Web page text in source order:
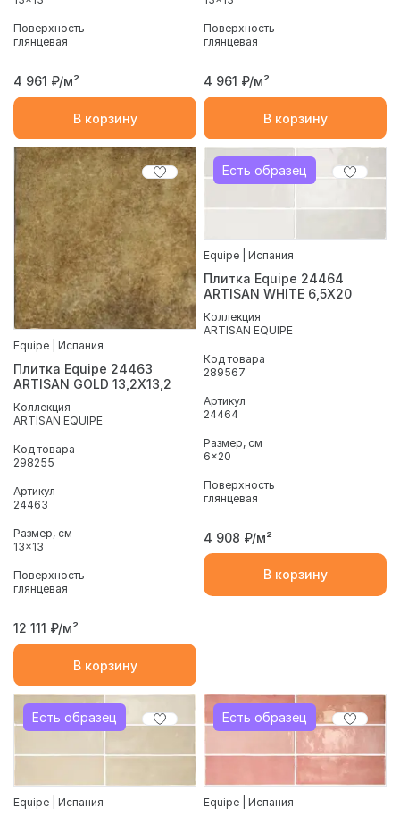
Поверхность
глянцевая
4 961 ₽/м²
В корзину
Поверхность
глянцевая
4 961 ₽/м²
В корзину
Equipe | Испания
Плитка Equipe 24463
ARTISAN GOLD 13,2X13,2
Коллекция
ARTISAN EQUIPE
Код товара
298255
Артикул
24463
Размер, см
13x13
Поверхность
глянцевая
12 111 ₽/м²
В корзину
Есть образец
Equipe | Испания
Плитка Equipe 24464
ARTISAN WHITE 6,5X20
Коллекция
ARTISAN EQUIPE
Код товара
289567
Артикул
24464
Размер, см
6x20
Поверхность
глянцевая
4 908 ₽/м²
В корзину
Есть образец
Equipe | Испания
Есть образец
Equipe | Испания